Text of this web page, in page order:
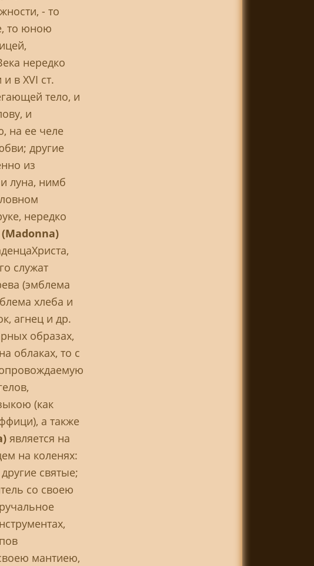
- то
то юною
нередко
в XVI ст.
тело, и
и
на ее челе
другие
из
луна, нимб
нередко
служат
(эмблема
хлеба и
агнец и др.
образах,
облаках, то с
(как
а также
является на
на коленях:
святые;
со своею
мантиею,